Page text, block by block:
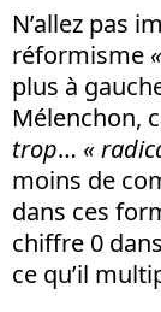
N’allez pas
réformisme
plus à
Mélenchon,
trop… «
moins de
dans ces
chiffre 0
ce qu’il